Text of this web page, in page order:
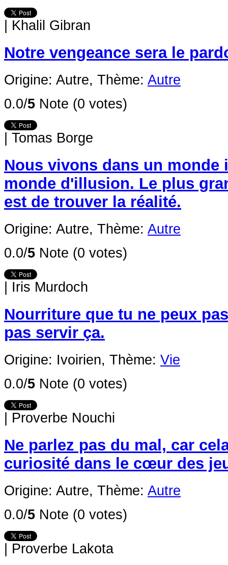
Khalil Gibran
Notre vengeance sera le
Origine: Autre, Thème: Autre
0.0/5 Note (0 votes)
Tomas Borge
Nous vivons dans un monde
monde d'illusion. Le plus
est de trouver la réalité.
Origine: Autre, Thème: Autre
0.0/5 Note (0 votes)
Iris Murdoch
Nourriture que tu ne peux
pas servir ça.
Origine: Ivoirien, Thème: Vie
0.0/5 Note (0 votes)
Proverbe Nouchi
Ne parlez pas du mal, car
curiosité dans le cœur des
Origine: Autre, Thème: Autre
0.0/5 Note (0 votes)
Proverbe Lakota